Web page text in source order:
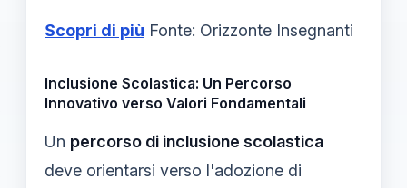
Scopri di più Fonte: Orizzonte Insegnanti
Inclusione Scolastica: Un Percorso
Innovativo verso Valori Fondamentali
Un percorso di inclusione scolastica
deve orientarsi verso l'adozione di